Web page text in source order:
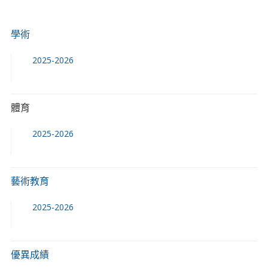
學術
2025-2026
體育
2025-2026
藝術教育
2025-2026
優異成績